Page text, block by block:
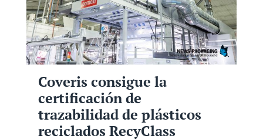
Coveris consigue la
certificación de
trazabilidad de plásticos
reciclados RecyClass